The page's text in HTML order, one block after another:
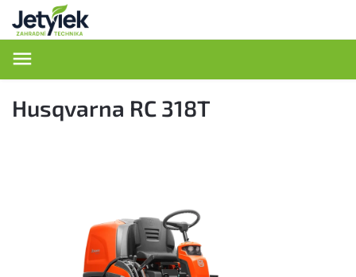
Husqvarna RC 318T